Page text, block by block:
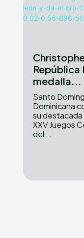
República
medalla...
Santo
Dominicana
su
XXV Juegos
del...